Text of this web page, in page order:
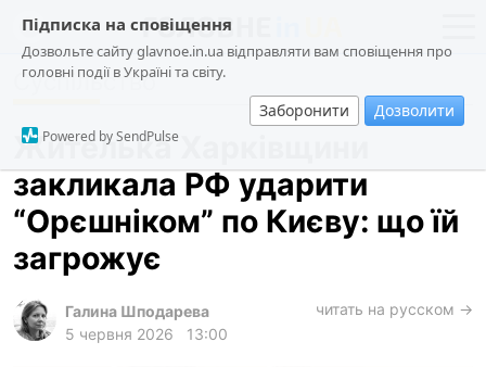
Підписка на сповіщення
Дозвольте сайту glavnoe.in.ua відправляти вам сповіщення про
головні події в Україні та світу.
Заборонити Дозволити
Powered by SendPulse
новини
про проєкт
суспільство
події
кримінал
Суспільство
Жителька Харківщини
закликала РФ ударити
“Орєшніком” по Києву: що їй
загрожує
Галина Шподарева
5 червня 2026
13:00
читать на русском →